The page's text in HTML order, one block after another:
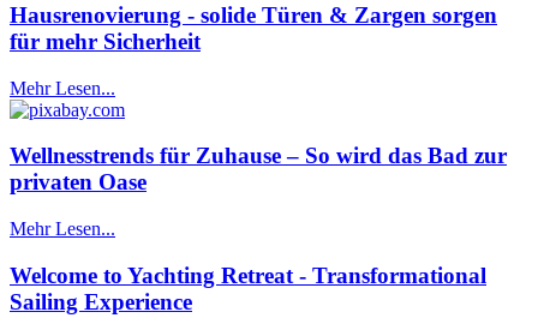
Hausrenovierung - solide Türen & Zargen sorgen
für mehr Sicherheit
Mehr Lesen...
Wellnesstrends für Zuhause – So wird das Bad zur
privaten Oase
Mehr Lesen...
Welcome to Yachting Retreat - Transformational
Sailing Experience